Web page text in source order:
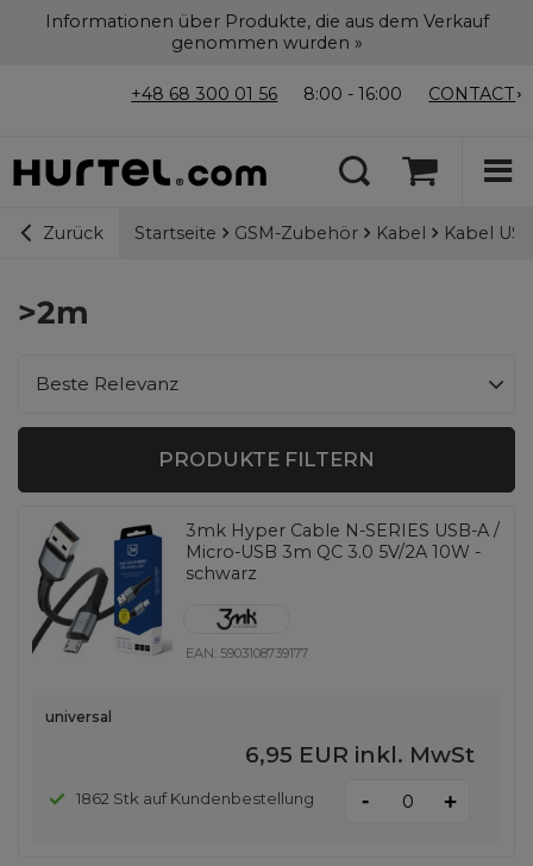
Informationen über Produkte, die aus dem Verkauf
genommen wurden »
+48 68 300 01 56 8:00 - 16:00 CONTACT
Zurück Startseite GSM-Zubehör Kabel Kabel
>2m
Sortierung ändern
Beste Relevanz
PRODUKTE FILTERN
3mk Hyper Cable N-SERIES USB-A /
Micro-USB 3m QC 3.0 5V/2A 10W -
schwarz
EAN: 5903108739177
universal
6,95 EUR inkl. MwSt
1862 Stk auf Kundenbestellung - +